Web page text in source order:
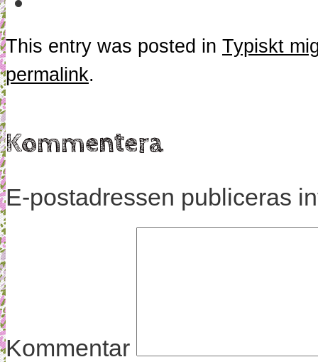
This entry was posted in Typiskt
permalink.
Kommentera
E-postadressen publiceras
Kommentar